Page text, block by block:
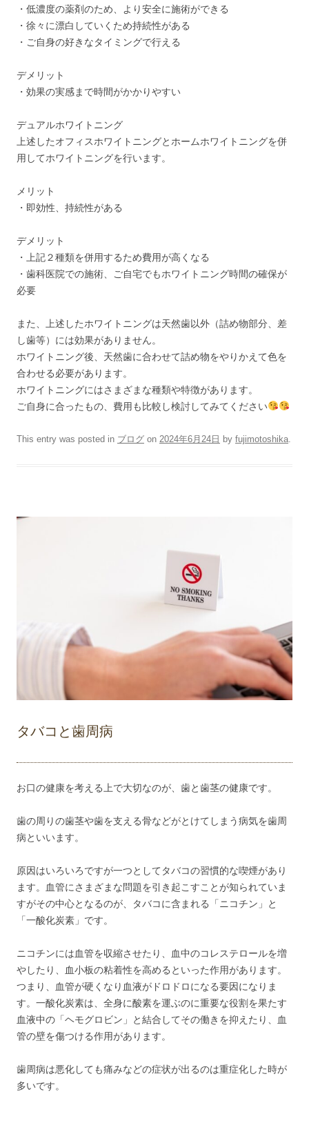
・低濃度の薬剤のため、より安全に施術ができる
・徐々に漂白していくため持続性がある
・ご自身の好きなタイミングで行える
デメリット
・効果の実感まで時間がかかりやすい
デュアルホワイトニング
上述したオフィスホワイトニングとホームホワイトニングを併
用してホワイトニングを行います。
メリット
・即効性、持続性がある
デメリット
・上記２種類を併用するため費用が高くなる
・歯科医院での施術、ご自宅でもホワイトニング時間の確保が
必要
また、上述したホワイトニングは天然歯以外（詰め物部分、差
し歯等）には効果がありません。
ホワイトニング後、天然歯に合わせて詰め物をやりかえて色を
合わせる必要があります。
ホワイトニングにはさまざまな種類や特徴があります。
ご自身に合ったもの、費用も比較し検討してみてください
This entry was posted in ブログ on 2024年6月24日 by fujimotoshika
タバコと歯周病
お口の健康を考える上で大切なのが、歯と歯茎の健康です。
歯の周りの歯茎や歯を支える骨などがとけてしまう病気を歯周
病といいます。
原因はいろいろですが一つとしてタバコの習慣的な喫煙があり
ます。血管にさまざまな問題を引き起こすことが知られていま
すがその中心となるのが、タバコに含まれる「ニコチン」と
「一酸化炭素」です。
ニコチンには血管を収縮させたり、血中のコレステロールを増
やしたり、血小板の粘着性を高めるといった作用があります。
つまり、血管が硬くなり血液がドロドロになる要因になりま
す。一酸化炭素は、全身に酸素を運ぶのに重要な役割を果たす
血液中の「ヘモグロビン」と結合してその働きを抑えたり、血
管の壁を傷つける作用があります。
歯周病は悪化しても痛みなどの症状が出るのは重症化した時が
多いです。